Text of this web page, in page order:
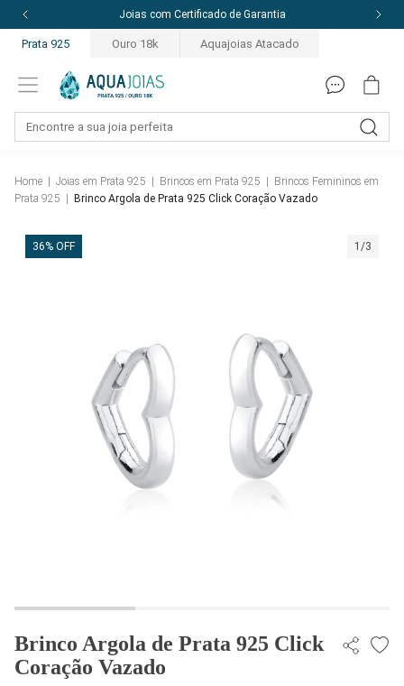
Joias com Certificado de Garantia
Prata 925 Ouro 18k Aquajoias Atacado
Home Joias em Prata 925 Brincos em Prata 925
Brincos Femininos em
Prata 925
Brinco Argola de Prata 925 Click Coração Vazado
36% OFF 1/3
Brinco Argola de Prata 925 Click
Coração Vazado